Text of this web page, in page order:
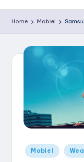
r
a
d
Home Mobiel
Geplaatst
in
Mobiel